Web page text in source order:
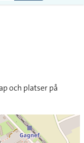
och platser på